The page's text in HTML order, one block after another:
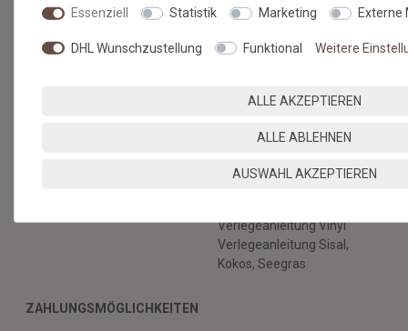
Datenschutz
BODENBELÄGE SELBST
Verlegeanleitung Vinyl
Verlegeanleitung Sisal,
Kokos, Seegras
ZAHLUNGSMÖGLICHKEITEN
Essenziell Statistik Marketing Externe
DHL Wunschzustellung Funktional Weitere
ALLE AKZEPTIEREN
ALLE ABLEHNEN
AUSWAHL AKZEPTIEREN